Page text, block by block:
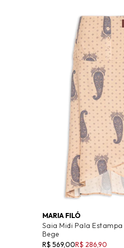
MARIA FILÓ
Saia Midi Pala
Bege
R$ 569,00R$ 286,90